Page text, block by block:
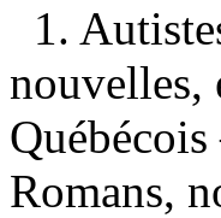
1.
nouvelles,
Romans,